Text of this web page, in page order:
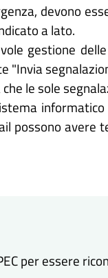
devono
a lato.
gestione
"Invia
le sole
avere
per essere